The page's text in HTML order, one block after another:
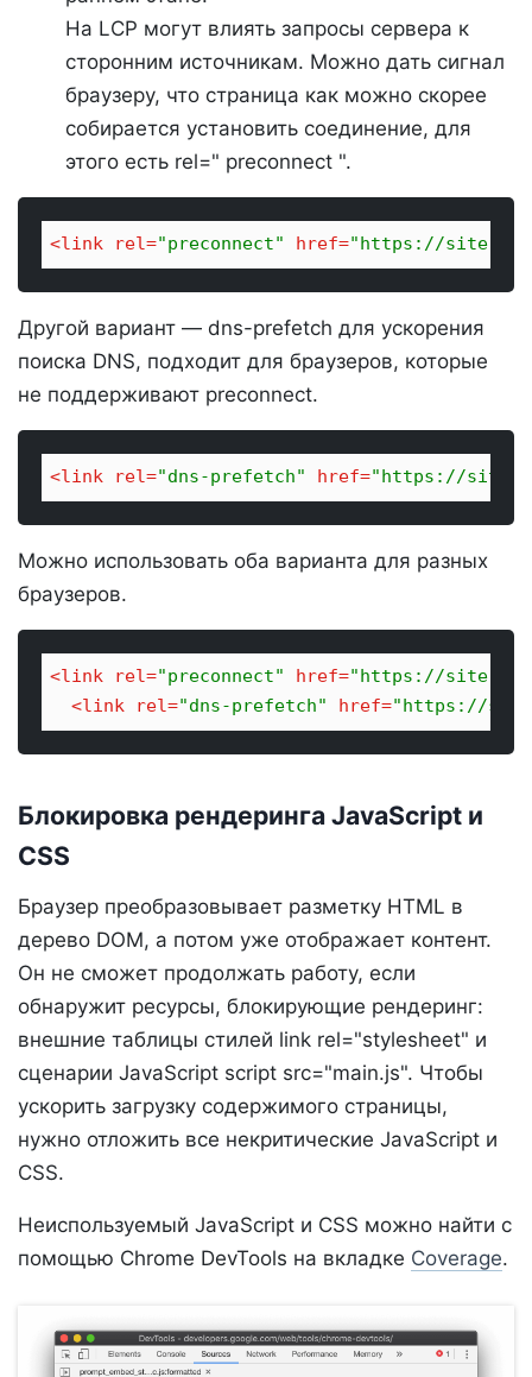
На LCP могут влиять запросы сервера к
сторонним источникам. Можно дать сигнал
браузеру, что страница как можно скорее
собирается установить соединение, для
этого есть rel=" preconnect ".
<link rel="preconnect" href="https://site.ru>
Другой вариант — dns-prefetch для ускорения
поиска DNS, подходит для браузеров, которые
не поддерживают preconnect.
<link rel="dns-prefetch" href="https://
Можно использовать оба варианта для разных
браузеров.
<link rel="preconnect" href="https://site.ru"
<link rel="dns-prefetch" href="https://
Блокировка рендеринга JavaScript и
CSS
Браузер преобразовывает разметку HTML в
дерево DOM, а потом уже отображает контент.
Он не сможет продолжать работу, если
обнаружит ресурсы, блокирующие рендеринг:
внешние таблицы стилей link rel="stylesheet" и
сценарии JavaScript script src="main.js". Чтобы
ускорить загрузку содержимого страницы,
нужно отложить все некритические JavaScript и
CSS.
Неиспользуемый JavaScript и CSS можно найти с
помощью Chrome DevTools на вкладке Coverage.